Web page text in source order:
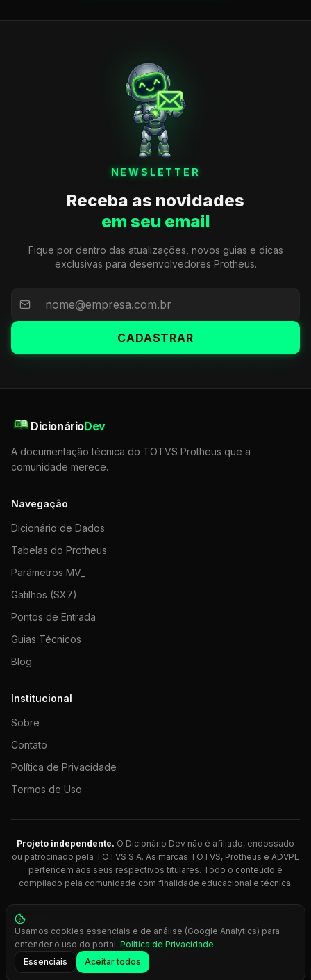
NEWSLETTER
Receba as novidades
em seu email
Fique por dentro das atualizações, novos guias e dicas
exclusivas para desenvolvedores Protheus.
CADASTRAR
DicionárioDev
A documentação técnica do TOTVS Protheus que a
comunidade merece.
Navegação
Dicionário de Dados
Tabelas do Protheus
Parâmetros MV_
Gatilhos (SX7)
Pontos de Entrada
Guias Técnicos
Blog
Institucional
Sobre
Contato
Política de Privacidade
Termos de Uso
Projeto independente. O Dicionário Dev não é afiliado, endossado
ou patrocinado pela TOTVS S.A. As marcas TOTVS, Protheus e ADVPL
pertencem aos seus respectivos titulares. Todo o conteúdo é
compilado pela comunidade com finalidade educacional e técnica.
© 2026 Dicionário Dev. Feito com 💚 para desenvolvedores
Protheus.
Press Ctrl+K
Usamos cookies essenciais e de análise (Google Analytics) para
entender o uso do portal. Política de Privacidade
Essenciais
Aceitar todos